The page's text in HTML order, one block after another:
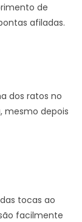
de
afiladas.
dos ratos no
mesmo depois
tocas ao
facilmente